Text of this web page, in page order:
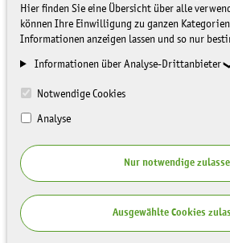
Hier finden Sie eine Übersicht über alle
können Ihre Einwilligung zu ganzen
Informationen anzeigen lassen und so nur
Informationen über Analyse-Drittanbieter
Notwendige Cookies
Analyse
Nur notwendige
Ausgewählte Cookies